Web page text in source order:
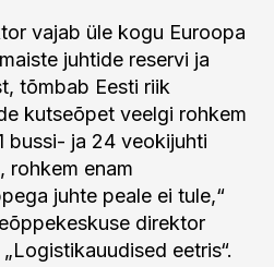
vajab üle kogu Euroopa
juhtide reservi ja
tõmbab Eesti riik
kutseõpet veelgi rohkem
bussi- ja 24 veokijuhti
rohkem enam
juhte peale ei tule,“
direktor
eetris“.